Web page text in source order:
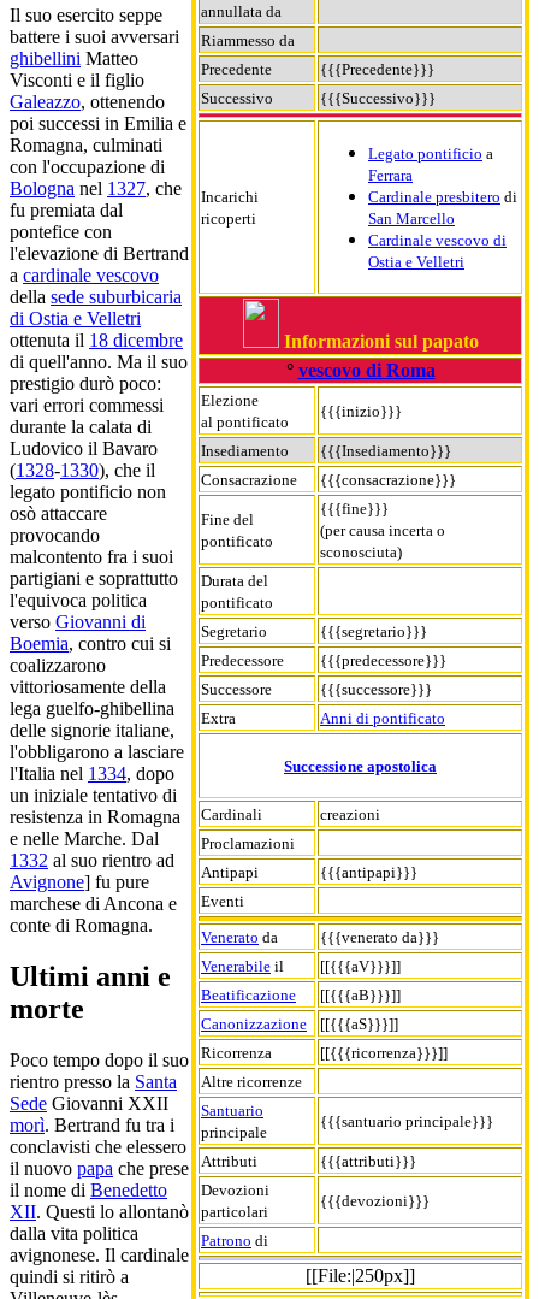
annullata da
Riammesso da
Precedente
{{{Precedente}}}
Successivo
{{{Successivo}}}
Incarichi
ricoperti
Legato pontificio a
Ferrara
Cardinale presbitero di
San Marcello
Cardinale vescovo di
Ostia e Velletri
Informazioni sul papato
° vescovo di Roma
Elezione
al pontificato
{{{inizio}}}
Insediamento
{{{Insediamento}}}
Consacrazione
{{{consacrazione}}}
Fine del
pontificato
{{{fine}}}
(per causa incerta o
sconosciuta)
Durata del
pontificato
Segretario
{{{segretario}}}
Predecessore
{{{predecessore}}}
Successore
{{{successore}}}
Extra
Anni di pontificato
Successione apostolica
Cardinali
creazioni
Proclamazioni
Antipapi
{{{antipapi}}}
Eventi
Venerato da
{{{venerato da}}}
Venerabile il
[[{{{aV}}}]]
Beatificazione
[[{{{aB}}}]]
Canonizzazione
[[{{{aS}}}]]
Ricorrenza
[[{{{ricorrenza}}}]]
Altre ricorrenze
Santuario
principale
{{{santuario principale}}}
Attributi
{{{attributi}}}
Devozioni
particolari
{{{devozioni}}}
Patrono di
[[File:|250px]]
Il suo esercito seppe
battere i suoi avversari
ghibellini Matteo
Visconti e il figlio
Galeazzo, ottenendo
poi successi in Emilia e
Romagna, culminati
con l'occupazione di
Bologna nel 1327, che
fu premiata dal
pontefice con
l'elevazione di Bertrand
a cardinale vescovo
della sede suburbicaria
di Ostia e Velletri
ottenuta il 18 dicembre
di quell'anno. Ma il suo
prestigio durò poco:
vari errori commessi
durante la calata di
Ludovico il Bavaro
(1328-1330), che il
legato pontificio non
osò attaccare
provocando
malcontento fra i suoi
partigiani e soprattutto
l'equivoca politica
verso Giovanni di
Boemia, contro cui si
coalizzarono
vittoriosamente della
lega guelfo-ghibellina
delle signorie italiane,
l'obbligarono a lasciare
l'Italia nel 1334, dopo
un iniziale tentativo di
resistenza in Romagna
e nelle Marche. Dal
1332 al suo rientro ad
Avignone] fu pure
marchese di Ancona e
conte di Romagna.
Ultimi anni e
morte
Poco tempo dopo il suo
rientro presso la Santa
Sede Giovanni XXII
morì. Bertrand fu tra i
conclavisti che elessero
il nuovo papa che prese
il nome di Benedetto
XII. Questi lo allontanò
dalla vita politica
avignonese. Il cardinale
quindi si ritirò a